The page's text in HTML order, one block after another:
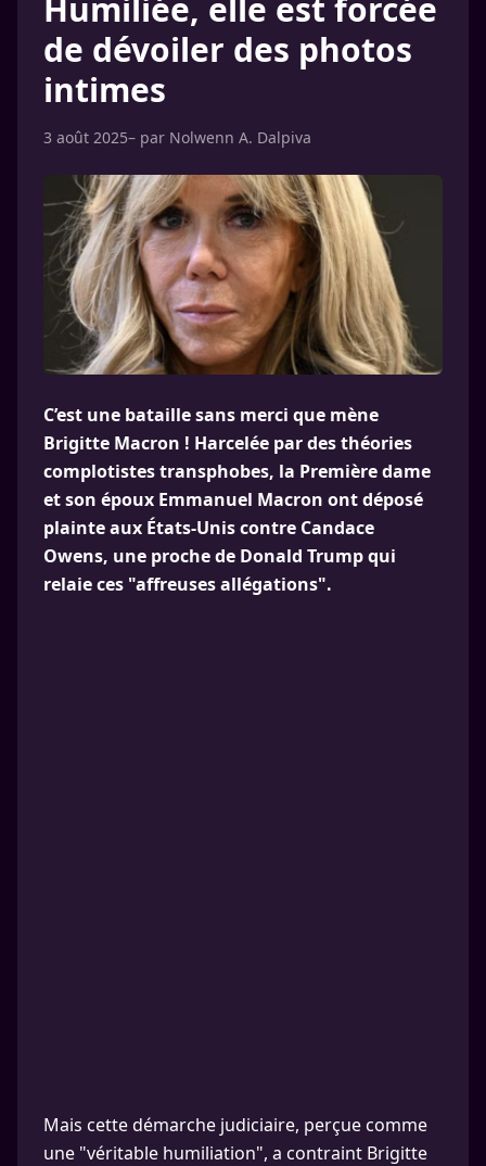
Humiliée, elle est forcée
de dévoiler des photos
intimes
3 août 2025– par Nolwenn A. Dalpiva
C’est une bataille sans merci que mène
Brigitte Macron ! Harcelée par des théories
complotistes transphobes, la Première dame
et son époux Emmanuel Macron ont déposé
plainte aux États-Unis contre Candace
Owens, une proche de Donald Trump qui
relaie ces "affreuses allégations".
Mais cette démarche judiciaire, perçue comme
une "véritable humiliation", a contraint Brigitte